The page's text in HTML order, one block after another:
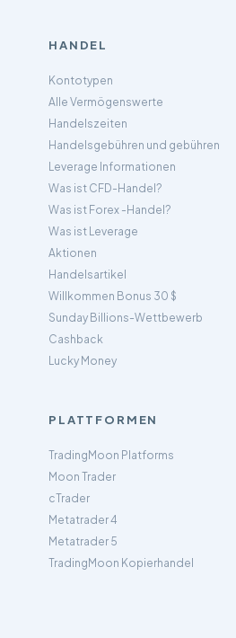
HANDEL
Kontotypen
Alle Vermögenswerte
Handelszeiten
Handelsgebühren und gebühren
Leverage Informationen
Was ist CFD-Handel?
Was ist Forex -Handel?
Was ist Leverage
Aktionen
Handelsartikel
Willkommen Bonus 30 $
Sunday Billions-Wettbewerb
Cashback
Lucky Money
PLATTFORMEN
TradingMoon Platforms
Moon Trader
cTrader
Metatrader 4
Metatrader 5
TradingMoon Kopierhandel